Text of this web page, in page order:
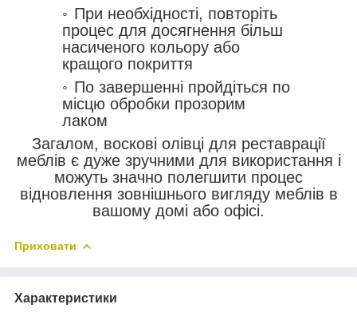
При необхідності, повторіть
процес для досягнення більш
насиченого кольору або
кращого покриття
По завершенні пройдіться по
місцю обробки прозорим
лаком
Загалом, воскові олівці для реставрації
меблів є дуже зручними для використання і
можуть значно полегшити процес
відновлення зовнішнього вигляду меблів в
вашому домі або офісі.
Приховати
Характеристики